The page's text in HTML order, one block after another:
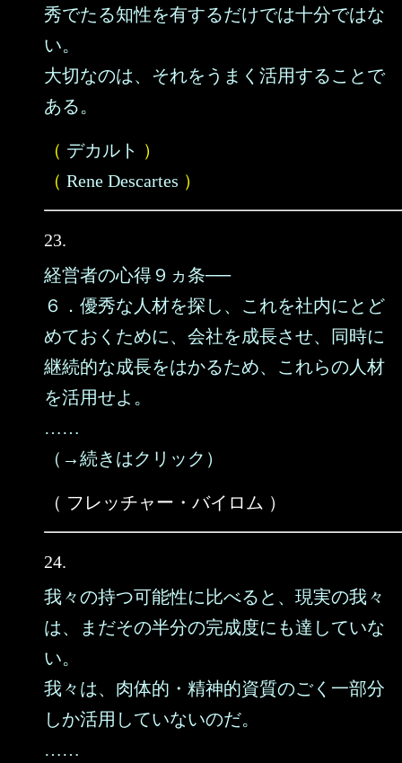
秀でたる知性を有するだけでは十分ではな
い。
大切なのは、それをうまく活用することで
ある。
（ デカルト ）
（ Rene Descartes ）
23.
経営者の心得９ヵ条──
６．優秀な人材を探し、これを社内にとど
めておくために、会社を成長させ、同時に
継続的な成長をはかるため、これらの人材
を活用せよ。
……
（→続きはクリック）
（ フレッチャー・バイロム ）
24.
我々の持つ可能性に比べると、現実の我々
は、まだその半分の完成度にも達していな
い。
我々は、肉体的・精神的資質のごく一部分
しか活用していないのだ。
……